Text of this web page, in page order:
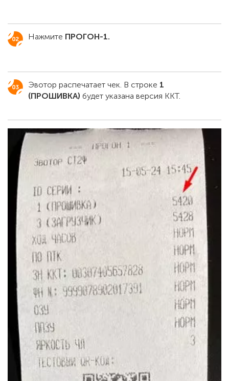
Нажмите ПРОГОН-1.
Эвотор распечатает чек. В строке 1
(ПРОШИВКА) будет указана версия ККТ.